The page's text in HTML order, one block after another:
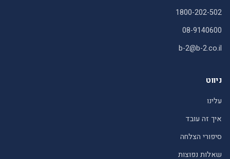
1800-202-502
08-9140600
b-2@b-2.co.il
ניווט
עלינו
איך זה עובד
סיפורי הצלחה
שאלות נפוצות